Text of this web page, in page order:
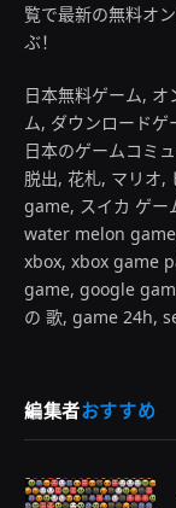
覧で最新の無料オ
ぶ！
日本無料ゲーム,
ム, ダウンロードゲ
日本のゲームコミ
脱出, 花札, マリオ,
game, スイカ ゲ
water melon
xbox, xbox game
game, google
の 歌, game 24h,
編集者おすすめ